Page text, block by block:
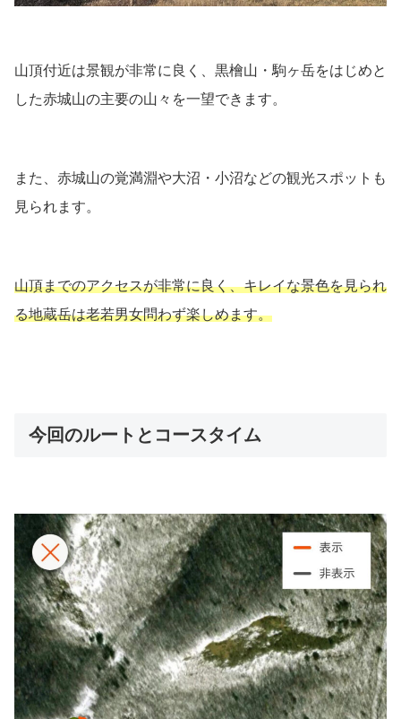
山頂付近は景観が非常に良く、黒檜山・駒ヶ岳をはじめと
した赤城山の主要の山々を一望できます。
また、赤城山の覚満淵や大沼・小沼などの観光スポットも
見られます。
山頂までのアクセスが非常に良く、キレイな景色を見られ
る地蔵岳は老若男女問わず楽しめます。
今回のルートとコースタイム